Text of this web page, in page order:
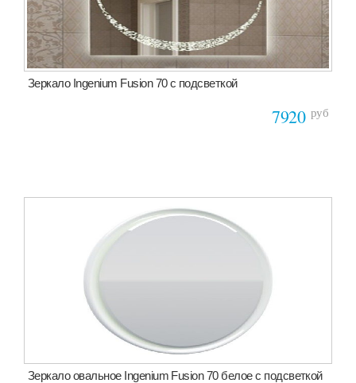
Зеркало Ingenium Fusion 70 с подсветкой
7920 руб
Зеркало овальное Ingenium Fusion 70 белое с подсветкой